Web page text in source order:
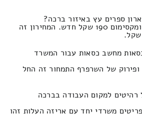
ספרים עץ באיזור ברכה?
המחירון זהו החל ב150 ומקסימום 190 שקל חדש. המחירון זה
מחשב כסאות עבור המשרד
של השרפרף התמחור זה החל
למקום העבודה בברכה
משרדי יחד עם אריזה העלות זהו